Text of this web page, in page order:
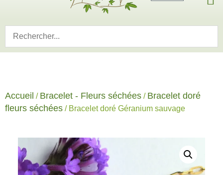
Accueil / Bracelet - Fleurs séchées / Bracelet doré
fleurs séchées / Bracelet doré Géranium sauvage